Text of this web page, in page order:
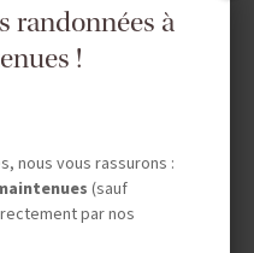
randonnées à
!
nous vous rassurons :
(sauf
par nos